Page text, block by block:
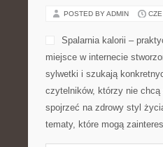
POSTED BY ADMIN
Spalarnia kalorii –
miejsce w internecie
sylwetki i szukają
czytelników, którzy nie chcą
spojrzeć na zdrowy styl
tematy, które mogą